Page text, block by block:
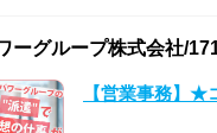
ーグループ株式会社/
【営業事務】★